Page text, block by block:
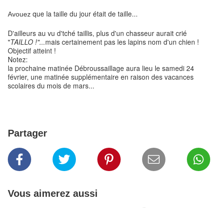
Avouez que la taille du jour était de taille...
D'ailleurs au vu d'tché taillis, plus d'un chasseur aurait crié
"TAILLO !"...mais certainement pas les lapins nom d'un chien !
Objectif atteint !
Notez:
la prochaine matinée Débroussaillage aura lieu le samedi 24
février, une matinée supplémentaire en raison des vacances
scolaires du mois de mars...
Partager
Vous aimerez aussi